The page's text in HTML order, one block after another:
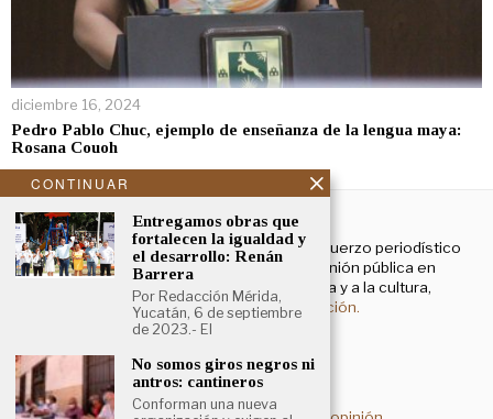
diciembre 16, 2024
Pedro Pablo Chuc, ejemplo de enseñanza de la lengua maya:
Rosana Couoh
NOSOTROS
El Cronista Yucatán es un esfuerzo periodístico
enfocado a contribuir a la opinión pública en
temas que atañen a la política y a la cultura,
principalmente.Más información.
Aviso de privacidad
CONTINUAR
Entregamos obras que
fortalecen la igualdad y
el desarrollo: Renán
Barrera
Por Redacción Mérida,
Yucatán, 6 de septiembre
de 2023.- El
No somos giros negros ni
antros: cantineros
Conforman una nueva